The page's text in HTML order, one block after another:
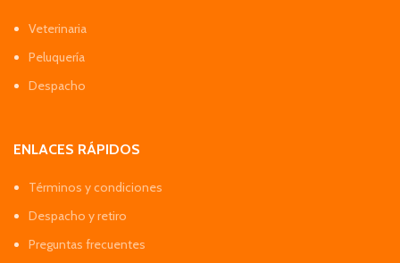
Veterinaria
Peluquería
Despacho
ENLACES RÁPIDOS
Términos y condiciones
Despacho y retiro
Preguntas frecuentes